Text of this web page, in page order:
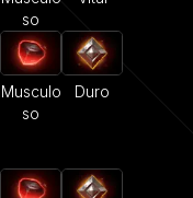
so
Musculo
so
Duro